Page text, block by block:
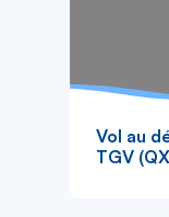
Vol au
TGV